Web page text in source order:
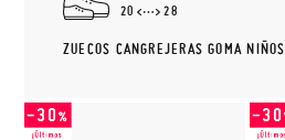
20 28
ZUECOS CANGREJERAS GOMA NIÑOS